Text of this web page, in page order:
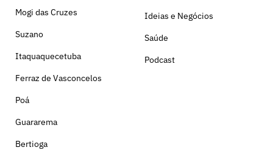
Mogi das Cruzes
Suzano
Itaquaquecetuba
Ferraz de Vasconcelos
Poá
Guararema
Bertioga
Ideias e Negócios
Saúde
Podcast